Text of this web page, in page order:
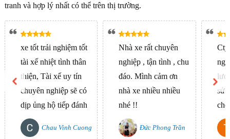
tranh và hợp lý nhất có thể trên thị trường.
xe tốt trải nghiệm tốt
tài xế nhiệt tình thân
thiện, Tài xế uy tín
chuyên nghiệp sẽ có
dịp ủng hộ tiếp đánh
giá 05 sao chất lượng
tuyệt vời.
Chau Vinh Cuong
Nhà xe rất chuyên
nghiệp , tận tình , chu
đáo. Mình cảm ơn
nhà xe nhiều nhiều
nhé !!
Đức Phong Trần
Cty
sử
cầu